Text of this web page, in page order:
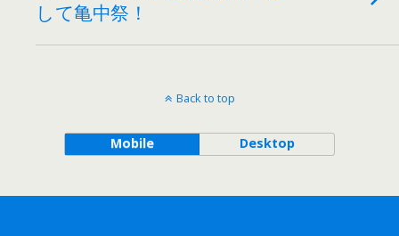
して亀中祭！
Back to top
Mobile Desktop